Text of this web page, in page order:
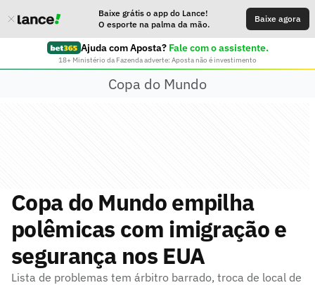
Baixe grátis o app do Lance!
O esporte na palma da mão.
Baixe agora
Ajuda com Aposta? Fale com o assistente.
18+ Ministério da Fazenda adverte: Aposta não é investimento
Copa do Mundo
Copa do Mundo empilha
polêmicas com imigração e
segurança nos EUA
Lista de problemas tem árbitro barrado, troca de local de